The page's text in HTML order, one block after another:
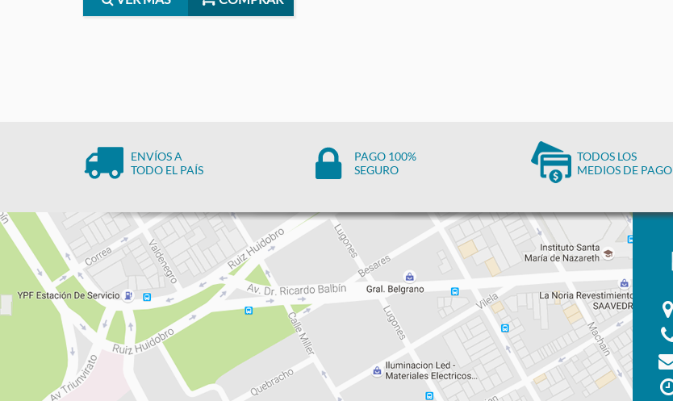
ENVÍOS A
TODO EL PAÍS
PAGO 100%
SEGURO
TODOS LOS
MEDIOS DE PAGO